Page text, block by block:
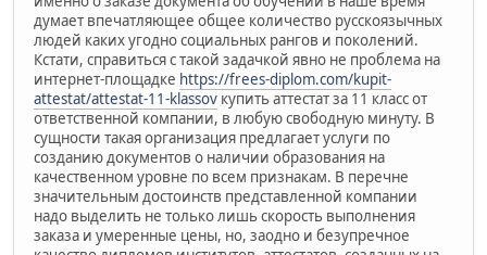
думает впечатляющее общее количество русскоязычных
людей каких угодно социальных рангов и поколений.
Кстати, справиться с такой задачкой явно не проблема на
интернет-площадке https://frees-diplom.com/kupit-
attestat/attestat-11-klassov купить аттестат за 11 класс от
ответственной компании, в любую свободную минуту. В
сущности такая организация предлагает услуги по
созданию документов о наличии образования на
качественном уровне по всем признакам. В перечне
значительным достоинств представленной компании
надо выделить не только лишь скорость выполнения
заказа и умеренные цены, но, заодно и безупречное